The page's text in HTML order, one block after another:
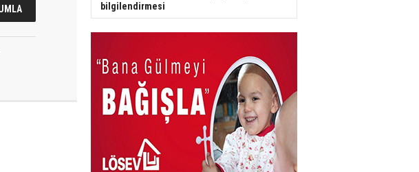
bilgilendirmesi